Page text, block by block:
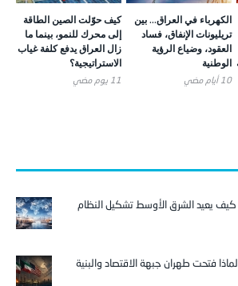
الكهرباء في العراق… بين
تريليونات الإنفاق، فساد
العقود، وضياع الرؤية
الوطنية
10 أيام ‎مضي
كيف حوّلت الصين الطاقة
إلى محرك للنمو، بينما ما
زال العراق يدفع كلفة غياب
الاستراتيجية؟
11 يوم ‎مضي
كيف يعيد الشرق الأوسط تشكيل النظام
فتحت طهران جبهة الاقتصاد والبنية